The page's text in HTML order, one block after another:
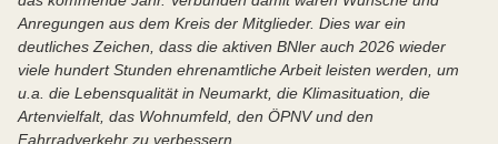
Anregungen aus dem Kreis der Mitglieder. Dies war ein
deutliches Zeichen, dass die aktiven BNler auch 2026 wieder
viele hundert Stunden ehrenamtliche Arbeit leisten werden, um
u.a. die Lebensqualität in Neumarkt, die Klimasituation, die
Artenvielfalt, das Wohnumfeld, den ÖPNV und den
Fahrradverkehr zu verbessern.